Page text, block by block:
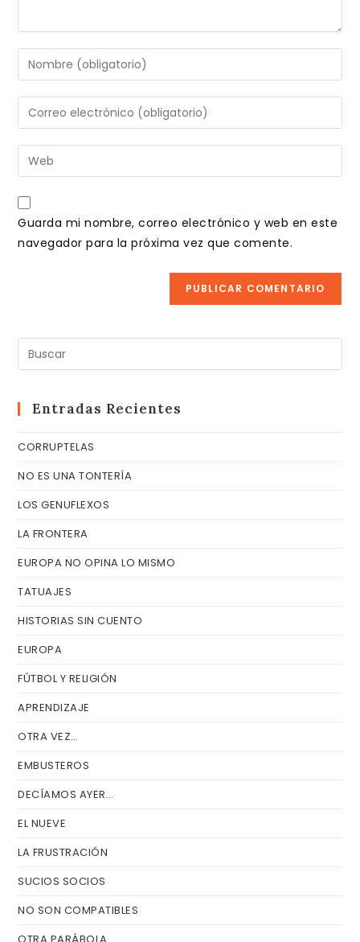
Introduce
tu
nombre
de
usuario
para
comentar
Introduce
tu
dirección
de
electrónico
para
comentar
Introduce
la
URL
de
Guarda mi nombre, correo electrónico y web en este
navegador para la próxima vez que comente.
Entradas Recientes
CORRUPTELAS
NO ES UNA TONTERÍA
LOS GENUFLEXOS
LA FRONTERA
EUROPA NO OPINA LO MISMO
TATUAJES
HISTORIAS SIN CUENTO
EUROPA
FÚTBOL Y RELIGIÓN
APRENDIZAJE
OTRA VEZ…
EMBUSTEROS
DECÍAMOS AYER…
EL NUEVE
LA FRUSTRACIÓN
SUCIOS SOCIOS
NO SON COMPATIBLES